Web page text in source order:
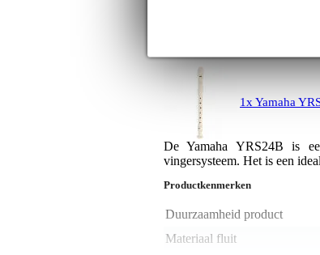
1x Yamaha
De Yamaha YRS24B is
vingersysteem. Het is een
Productkenmerken
Duurzaamheid product
Materiaal fluit